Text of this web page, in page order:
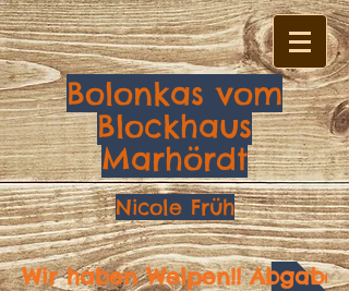
Bolonkas vom
Blockhaus
Marhördt
Nicole Früh
Wir haben Welpen!!